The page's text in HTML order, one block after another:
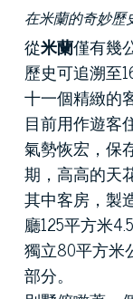
在米蘭的奇妙歷
從米蘭僅有幾
歷史可追溯至
十一個精緻的
目前用作遊客
氣勢恢宏，保
期，高高的天
其中客房，製
廳125平方米
獨立80平方米
部分。